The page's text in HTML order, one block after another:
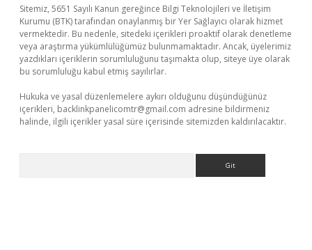
Sitemiz, 5651 Sayılı Kanun gereğince Bilgi Teknolojileri ve İletişim
Kurumu (BTK) tarafından onaylanmış bir Yer Sağlayıcı olarak hizmet
vermektedir. Bu nedenle, sitedeki içerikleri proaktif olarak denetleme
veya araştırma yükümlülüğümüz bulunmamaktadır. Ancak, üyelerimiz
yazdıkları içeriklerin sorumluluğunu taşımakta olup, siteye üye olarak
bu sorumluluğu kabul etmiş sayılırlar.
Hukuka ve yasal düzenlemelere aykırı olduğunu düşündüğünüz
içerikleri, backlinkpanelicomtr@gmail.com adresine bildirmeniz
halinde, ilgili içerikler yasal süre içerisinde sitemizden kaldırılacaktır.